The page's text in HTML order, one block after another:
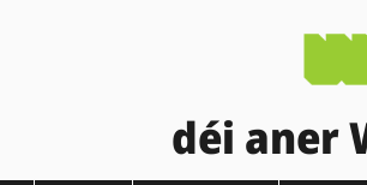
déi aner